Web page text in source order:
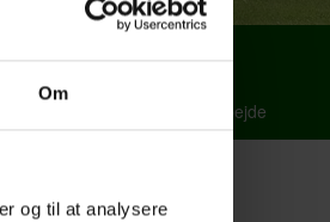
Om
og til at analysere
og ordensregler
EPX-samarbejde